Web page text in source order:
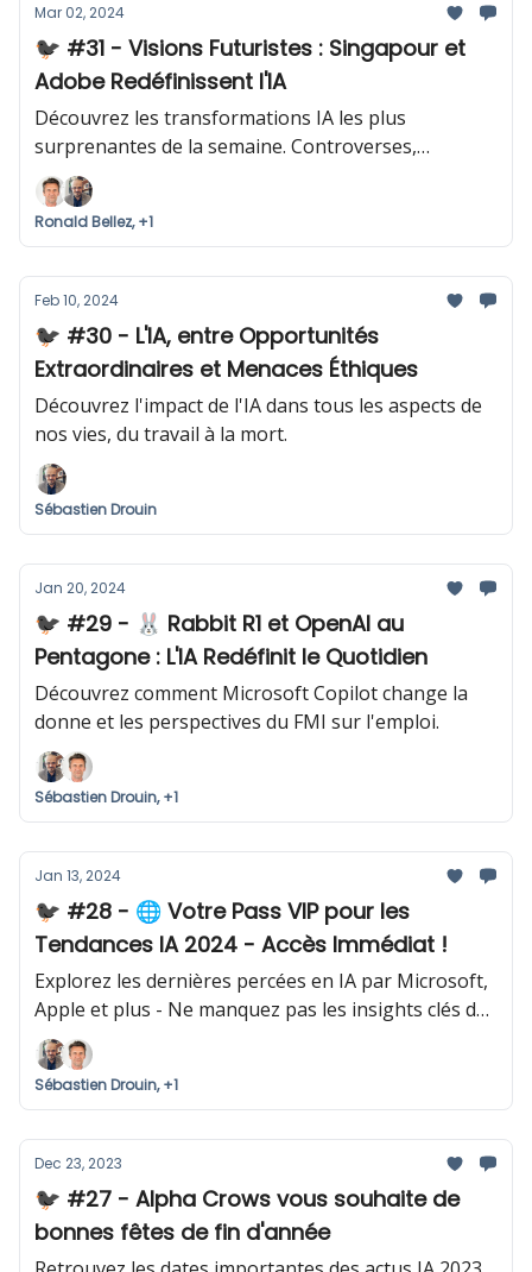
Mar 02, 2024
🐦‍⬛ #31 - Visions Futuristes : Singapour et
Adobe Redéfinissent l'IA
Découvrez les transformations IA les plus
surprenantes de la semaine. Controverses,
découvertes et opportunités à ne pas rater.
Ronald Bellez, +1
Feb 10, 2024
🐦‍⬛ #30 - L'IA, entre Opportunités
Extraordinaires et Menaces Éthiques
Découvrez l'impact de l'IA dans tous les aspects de
nos vies, du travail à la mort.
Sébastien Drouin
Jan 20, 2024
🐦‍⬛ #29 - 🐰 Rabbit R1 et OpenAI au
Pentagone : L'IA Redéfinit le Quotidien
Découvrez comment Microsoft Copilot change la
donne et les perspectives du FMI sur l'emploi.
Sébastien Drouin, +1
Jan 13, 2024
🐦‍⬛ #28 - 🌐 Votre Pass VIP pour les
Tendances IA 2024 - Accès Immédiat !
Explorez les dernières percées en IA par Microsoft,
Apple et plus - Ne manquez pas les insights clés de
cette semaine !
Sébastien Drouin, +1
Dec 23, 2023
🐦‍⬛ #27 - Alpha Crows vous souhaite de
bonnes fêtes de fin d'année